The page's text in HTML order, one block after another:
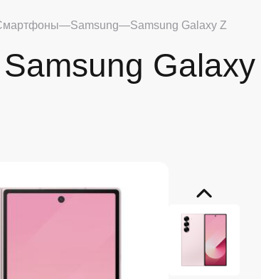
Samsung Samsung Galaxy Z